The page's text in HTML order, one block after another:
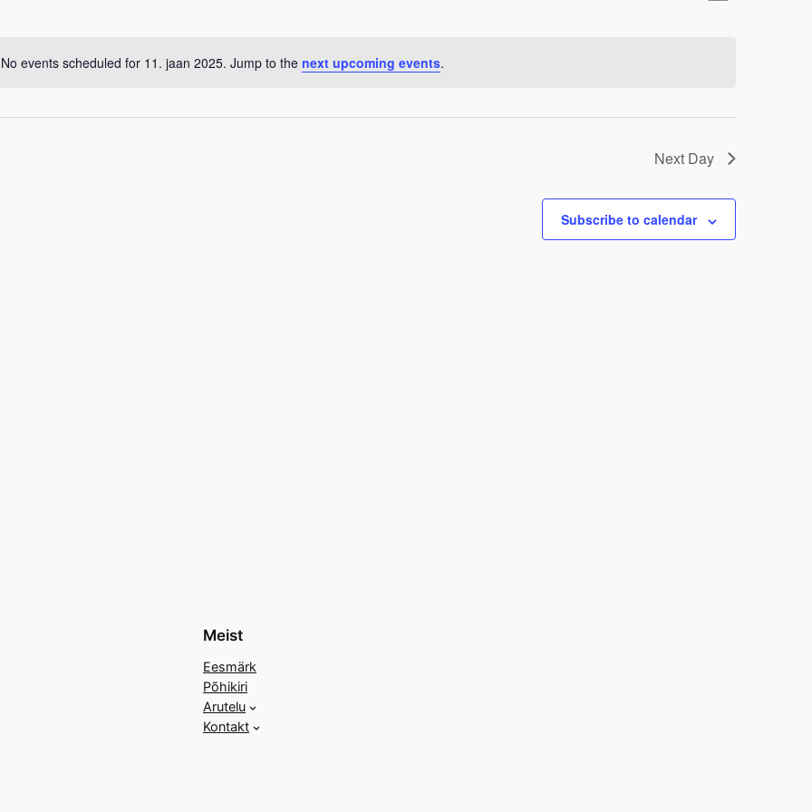
Notice
No events scheduled for 11. jaan 2025. Jump to the next upcoming events.
Next Day
Subscribe to calendar
Meist
Eesmärk
Põhikiri
Arutelu
Kontakt